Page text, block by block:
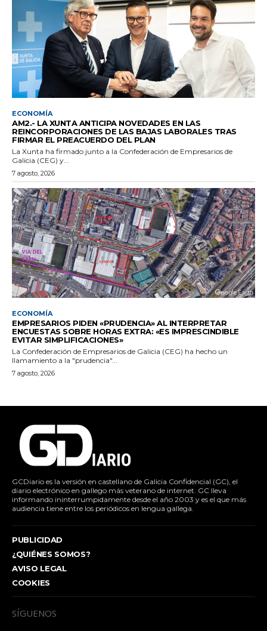
ECONOMÍA
AM2.- LA XUNTA ANTICIPA NOVEDADES EN LAS
REINCORPORACIONES DE LAS BAJAS LABORALES TRAS
FIRMAR EL PREACUERDO DEL PLAN
La Xunta ha firmado junto a la Confederación de Empresarios de
Galicia (CEG) y...
7 agosto, 2026
ECONOMÍA
EMPRESARIOS PIDEN «PRUDENCIA» AL INTERPRETAR
ENCUESTAS SOBRE HORAS EXTRA: «ES IMPRESCINDIBLE
EVITAR SIMPLIFICACIONES»
La Confederación de Empresarios de Galicia (CEG) ha hecho un
llamamiento a la "prudencia"...
7 agosto, 2026
GCDiario es la versión en castellano de Galicia Confidencial (GC), el
diario electrónico en gallego más veterano de internet. GC lleva
informando ininterrumpidamente desde el año 2003 y es el que más
audiencia tiene entre los periódicos en lengua gallega.
PUBLICIDAD
¿QUIÉNES SOMOS?
AVISO LEGAL
COOKIES
SÍGUENOS